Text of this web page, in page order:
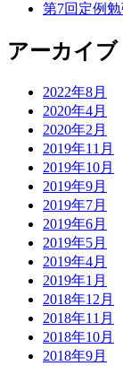
第7回定例
アーカイブ
2022年8月
2020年4月
2020年2月
2019年11月
2019年10月
2019年9月
2019年7月
2019年6月
2019年5月
2019年4月
2019年1月
2018年12月
2018年11月
2018年10月
2018年9月